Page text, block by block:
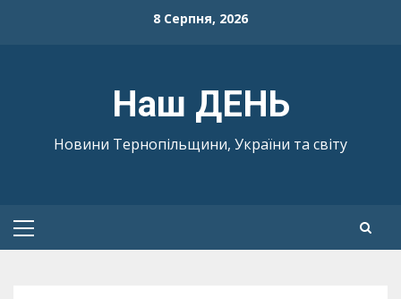
8 Серпня, 2026
Наш ДЕНЬ
Новини Тернопільщини, України та світу
Primary